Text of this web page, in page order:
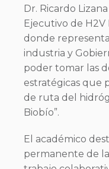
Dr. Ricardo
Ejecutivo de H2V
donde
industria y
poder tomar las
estratégicas que
de ruta del
Biobío”.
El académico
permanente de la